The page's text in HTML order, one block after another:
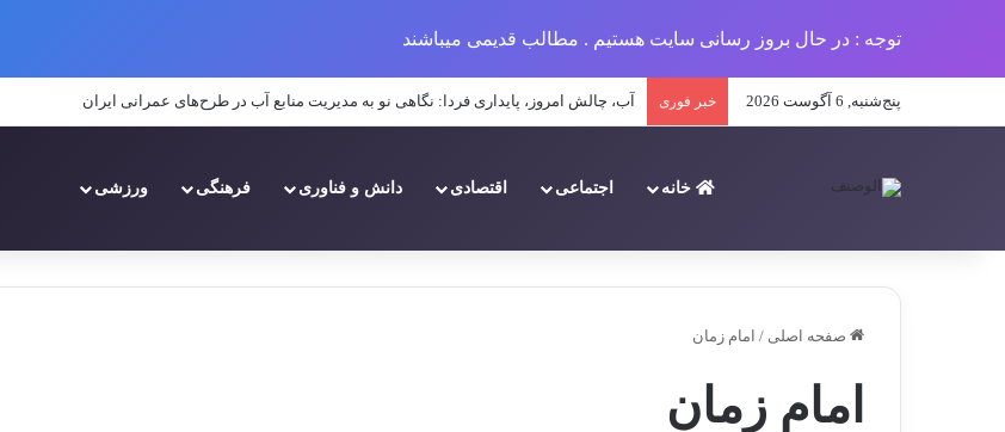
توجه : در حال بروز رسانی سایت هستیم . مطالب قدیمی میباشند
پنج‌شنبه, 6 آگوست 2026 خبر فوری تحلیل جامع پیامدهای کمبود منابع آبی بر عملکرد پروژه‌های عمرانی در مناطق خشک و نیمه‌خشک ایران
خانه اجتماعی اقتصادی دانش و فناوری فرهنگی ورزشی
صفحه اصلی / امام زمان
امام زمان